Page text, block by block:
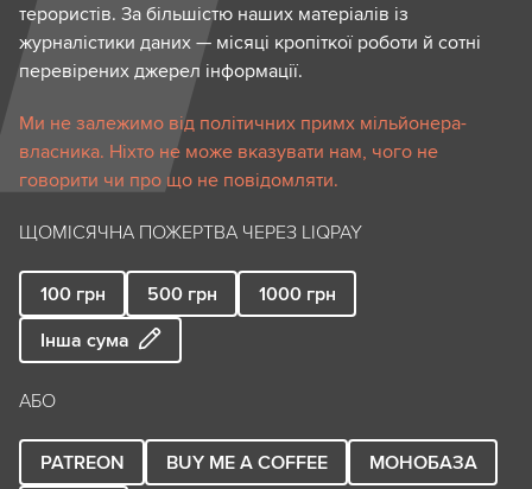
терористів. За більшістю наших матеріалів із
журналістики даних — місяці кропіткої роботи й сотні
перевірених джерел інформації.
Ми не залежимо від політичних примх мільйонера-
власника. Ніхто не може вказувати нам, чого не
говорити чи про що не повідомляти.
ЩОМІСЯЧНА ПОЖЕРТВА ЧЕРЕЗ LIQPAY
100 грн 500 грн 1000 грн
Інша сума
АБО
PATREON BUY ME A COFFEE
МОНОБАЗА